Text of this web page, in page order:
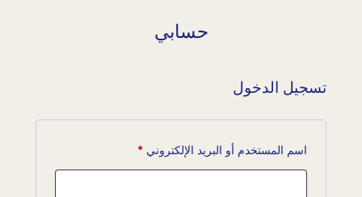
حسابي
تسجيل الدخول
اسم المستخدم أو البريد الإلكتروني *مطلوبة